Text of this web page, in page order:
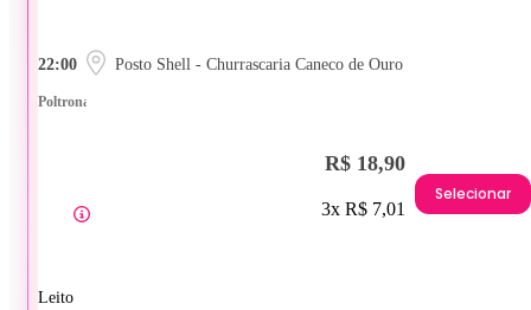
22:00 Posto Shell - Churrascaria Caneco de Ouro
Poltrona
Leito
R$ 18,90
3x R$ 7,01
Selecionar